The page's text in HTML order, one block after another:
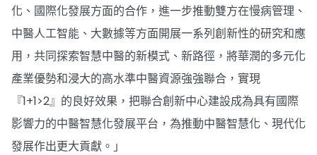
化、國際化發展方面的合作，進一步推動雙方在慢病管理、
中醫人工智能、大數據等方面開展一系列創新性的研究和應
用，共同探索智慧中醫的新模式、新路徑，將華潤的多元化
產業優勢和浸大的高水準中醫資源強強聯合，實現
『1+1>2』的良好效果，把聯合創新中心建設成為具有國際
影響力的中醫智慧化發展平台，為推動中醫智慧化、現代化
發展作出更大貢獻。」